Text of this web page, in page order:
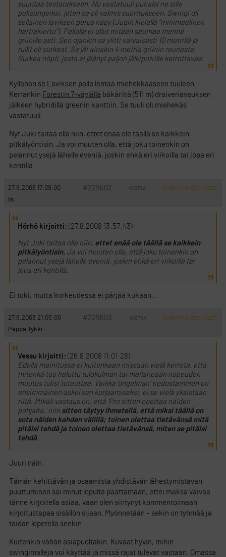
suuntaa testatakseen. No vastatuuli puhalsi ne sille
pulisongeiksi, joten se oli valmis suoritukseen. Swingi oli
sellainen laviksen perus näpy (Jugin kielellä ”minimaalinen
hartiakierto”). Pallolla ei ollut mitään saumaa mennä
griinille asti. Sen ojankin se ylitti vaivaisesti 10 metrillä ja
rullit oli surkeat. Se jäi ainakin 4 metriä griinin reunasta.
Surkea nöpö, josta ei jäänyt paljon jälkipolville kerrottavaa.
Kyllähän se Laviksen pallo lentää miehekkääseen tuuleen.
Kerrankin Forestin 7-väylällä bäkäriltä (511 m) draiveriavauksen
jälkeen hybridillä greenin kanttiin. Se tuuli oli miehekäs
vastatuuli.
Nyt Juki taitaa olla niin, ettet enää ole täällä se kaikkein
pitkälyöntisin. Ja voi muuten olla, että joku toinenkin on
pelannut ysejä lähelle eveniä, joskin ehkä eri viikoilla tai jopa eri
kentillä.
27.8.2008 17:09:00 #229602 VASTAA ILMOITA ASIATON VIESTI
ts
Hörhö kirjoitti: (27.8.2008 13:57:43)
Nyt Juki taitaa olla niin, ettet enää ole täällä se kaikkein
pitkälyöntisin. Ja voi muuten olla, että joku toinenkin on
pelannut ysejä lähelle eveniä, joskin ehkä eri viikoilla tai
jopa eri kentillä.
Ei toki, mutta korkeudessa ei pärjää kukaan…
27.8.2008 21:05:00 #229603 VASTAA ILMOITA ASIATON VIESTI
Pappa Tykki
Vessu kirjoitti: (26.8.2008 11:01:28)
Edellä mainitussa ei kuitenkaan missään vielä kerrota, että
mitenkä tuo haluttu tulokulman tai mailanpään nopeuden
muutos tulisi toteuttaa. Vaikka ’ongelman’ tiedostaminen on
ensimmäinen askel sen korjaamiseksi, ei se vielä yksistään
riitä. Mikäli vastaus on, että ’Pro sitten opettaa näiden
pohjalta,’ niin sitten täytyy ihmetellä, että miksi täällä on
sota näiden kahden välillä; toinen olettaa tietävänsä mitä
pitäisi tehdä ja toinen olettaa tietävänsä, miten se pitäisi
tehdä.
Juuri näin.
Tämän kehittävän ja osaamista yhdistävän lähestymistavan
puuttuminen sai minut lopulta päättämään, ettei maksa vaivaa
tänne kirjoitella asiaa, vaan olen siirtynyt kommentoimaan
kirjoitustapaa sisällön sijaan. Myönnetään – sekin on tyhmää ja
taidan lopetella senkin.
Kuitenkin vähän asiapuoltakin. Kuvaat hyvin, mihin
swingimalleja voi käyttää ja missä rajat tulevat vastaan. Omassa